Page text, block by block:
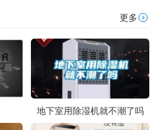
更多
地下室用除湿机就不潮了吗